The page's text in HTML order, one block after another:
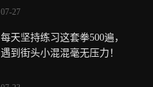
07-27
每天坚持练习这套拳500遍，
遇到街头小混混毫无压力！